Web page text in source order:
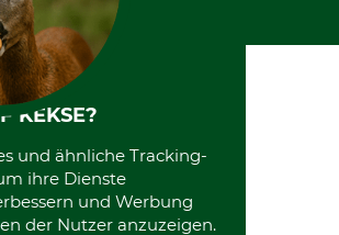
Kooperationen
KEKSE?
und ähnliche Tracking-
ihre Dienste
und Werbung
der Nutzer anzuzeigen.